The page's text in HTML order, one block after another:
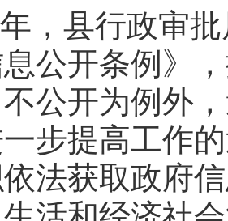
，县行政审
公开条例》
公开为例外
步提高工作
法获取政府